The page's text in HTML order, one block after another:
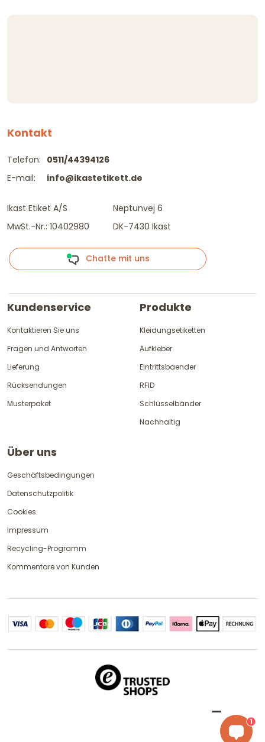
Kontakt
Telefon:
E-mail:
0511/44394126
info@ikastetikett.de
Ikast Etiket A/S
MwSt.-Nr.: 10402980
Neptunvej 6
DK-7430 Ikast
Chatte mit uns
Kundenservice
Kontaktieren Sie uns
Fragen und Antworten
Lieferung
Rücksendungen
Musterpaket
Produkte
Kleidungsetiketten
Aufkleber
Eintrittsbaender
RFID
Schlüsselbänder
Nachhaltig
Über uns
Geschäftsbedingungen
Datenschutzpolitik
Cookies
Impressum
Recycling-Programm
Kommentare von Kunden
1